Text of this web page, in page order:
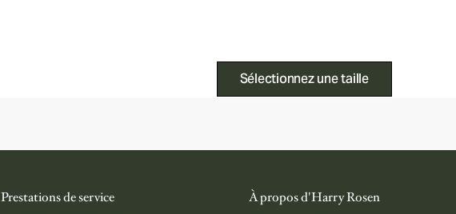
Sélectionnez une taille
Prestations de service À propos d'Harry Rosen